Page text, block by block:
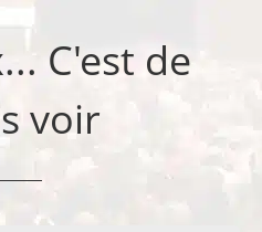
C'est de
voir